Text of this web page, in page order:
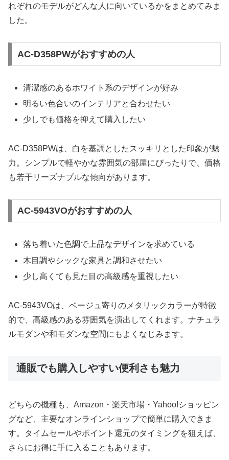
れぞれのモデルがどんな人に向いているかをまとめてみま
した。
AC-D358PWがおすすめの人
清潔感のあるホワイト系のデザインが好み
明るい色合いのインテリアと合わせたい
少しでも価格を抑えて購入したい
AC-D358PWは、白を基調としたスッキリとした印象が魅
力。シンプルで軽やかな雰囲気の部屋にぴったりで、価格
も若干リーズナブルな傾向があります。
AC-5943VOがおすすめの人
落ち着いた色調で上品なデザインを求めている
木目調やシックな家具と調和させたい
少し高くても見た目の高級感を重視したい
AC-5943VOは、ベージュ寄りのメタリックカラーが特徴
的で、高級感のある雰囲気を演出してくれます。ナチュラ
ルモダンや和モダンな空間にもよくなじみます。
通販でも購入しやすい便利さも魅力
どちらの機種も、Amazon・楽天市場・Yahoo!ショッピン
グなど、主要なオンラインショップで簡単に購入できま
す。タイムセールやポイント還元のタイミングを狙えば、
さらにお得に手に入ることもあります。